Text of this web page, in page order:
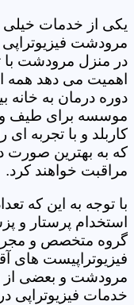
یکی از خدمات خیلی
مرودشت
در منزل مرودشت با
اهمیت می دهد همه
دوره درمان به خانه
موسسه برای طیف
کاربلد و با تجربه
که به بهترین صورت
مراقبت خواهند کرد.
با توجه به این که
استخدام پرستار و
گروه متخصص و مجرب
فیزیوتراپیست های
مرودشت و بعضی از
خدمات فیزیوتراپی